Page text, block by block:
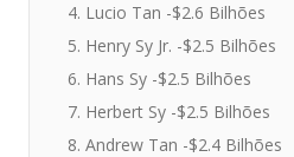
4. Lucio Tan -$2.6 Bilhões
5. Henry Sy Jr. -$2.5 Bilhões
6. Hans Sy -$2.5 Bilhões
7. Herbert Sy -$2.5 Bilhões
8. Andrew Tan -$2.4 Bilhões